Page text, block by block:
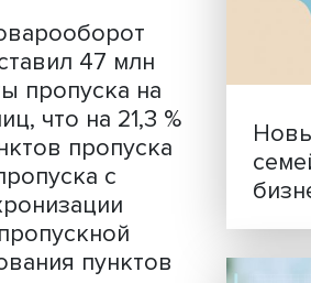
стран в
Востока
Народной
а ключевой
он.
год товарооборот
и составил 47 млн